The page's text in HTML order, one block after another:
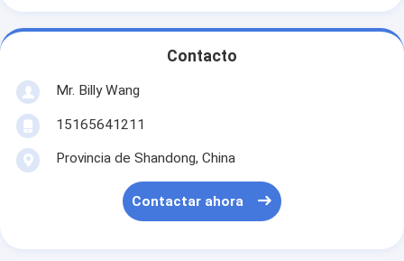
Contacto
Mr. Billy Wang
15165641211
Provincia de Shandong, China
Contactar ahora